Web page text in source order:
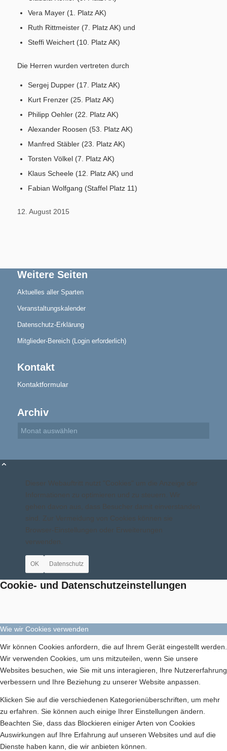
Spenden
Vereinsheim mieten
Vera Mayer (1. Platz AK)
Ruth Rittmeister (7. Platz AK) und
Steffi Weichert (10. Platz AK)
Die Herren wurden vertreten durch
Sergej Dupper (17. Platz AK)
Kurt Frenzer (25. Platz AK)
Philipp Oehler (22. Platz AK)
Alexander Roosen (53. Platz AK)
Manfred Stäbler (23. Platz AK)
Torsten Völkel (7. Platz AK)
Klaus Scheele (12. Platz AK) und
Fabian Wolfgang (Staffel Platz 11)
12. August 2015
Weitere Seiten
Aktuelles aller Sparten
Veranstaltungskalender
Datenschutz-Erklärung
Mitglieder-Bereich (Login erforderlich)
Kontakt
Kontaktformular
Archiv
Dieser Webauftritt nutzt "Cookies" um die Anzeige der
Informationen zu optimieren und zu steuern. Wir
gehen davon aus, dass Besucher damit einverstanden
sind. Zur Vermeidung von Cookies können sie
Browser-Einstellungen oder Erweiterungen
verwenden.
OK Datenschutz
Cookie- und Datenschutzeinstellungen
Wie wir Cookies verwenden
Wir können Cookies anfordern, die auf Ihrem Gerät eingestellt werden.
Wir verwenden Cookies, um uns mitzuteilen, wenn Sie unsere
Websites besuchen, wie Sie mit uns interagieren, Ihre Nutzererfahrung
verbessern und Ihre Beziehung zu unserer Website anpassen.
Klicken Sie auf die verschiedenen Kategorienüberschriften, um mehr
zu erfahren. Sie können auch einige Ihrer Einstellungen ändern.
Beachten Sie, dass das Blockieren einiger Arten von Cookies
Auswirkungen auf Ihre Erfahrung auf unseren Websites und auf die
Dienste haben kann, die wir anbieten können.